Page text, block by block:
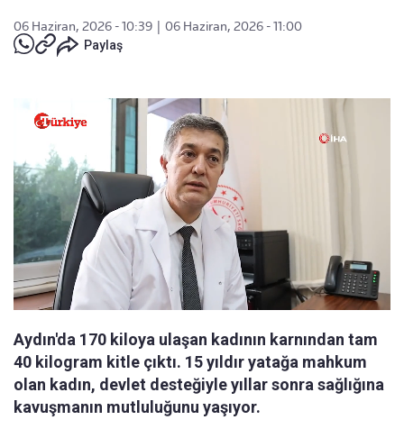
06 Haziran, 2026 - 10:39
06 Haziran, 2026 - 11:00
Paylaş
Aydın'da 170 kiloya ulaşan kadının karnından tam
40 kilogram kitle çıktı. 15 yıldır yatağa mahkum
olan kadın, devlet desteğiyle yıllar sonra sağlığına
kavuşmanın mutluluğunu yaşıyor.